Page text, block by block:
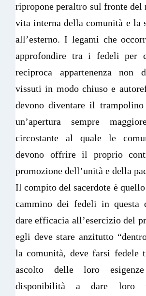
ripropone peraltro sul fronte del
vita interna della comunità e la
all’esterno. I legami che
approfondire tra i fedeli per
reciproca appartenenza non
vissuti in modo chiuso e
devono diventare il
un’apertura sempre
circostante al quale le
devono offrire il proprio
promozione dell’unità e della
Il compito del sacerdote è
cammino dei fedeli in questa
dare efficacia all’esercizio del
egli deve stare anzitutto
la comunità, deve farsi fedele
ascolto delle loro
disponibilità a dare loro